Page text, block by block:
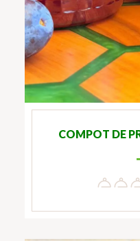
COMPOT DE